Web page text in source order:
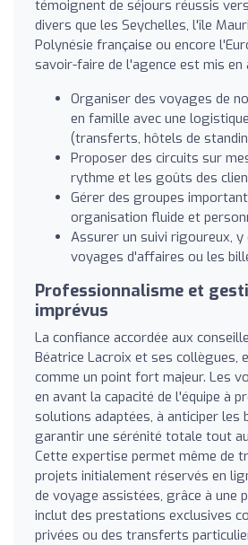
témoignent de séjours réussis
divers que les Seychelles, l'île
Polynésie française ou encore
savoir-faire de l'agence est mis en
Organiser des voyages de
en famille avec une
(transferts, hôtels de
Proposer des circuits sur
rythme et les goûts des
Gérer des groupes
organisation fluide et
Assurer un suivi rigoureux,
voyages d'affaires ou les
Professionnalisme et
imprévus
La confiance accordée aux
Béatrice Lacroix et ses collègues,
comme un point fort majeur. Les
en avant la capacité de l'équipe à
solutions adaptées, à anticiper les
garantir une sérénité totale tout
Cette expertise permet même de
projets initialement réservés en
de voyage assistées, grâce à une
inclut des prestations exclusives
privées ou des transferts